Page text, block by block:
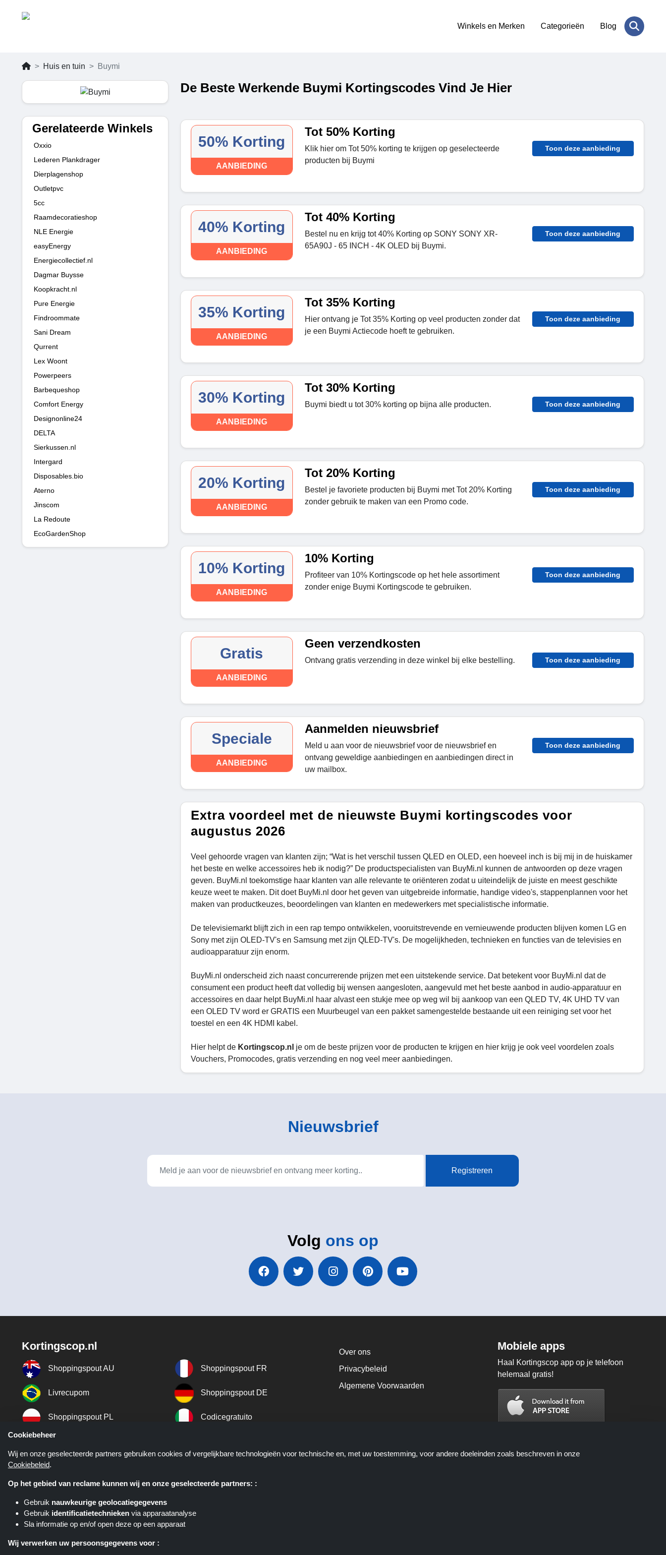
Winkels en Merken Categorieën Blog
Huis en tuin Buymi
Gerelateerde Winkels
Oxxio
Lederen Plankdrager
Dierplagenshop
Outletpvc
5cc
Raamdecoratieshop
NLE Energie
easyEnergy
Energiecollectief.nl
Dagmar Buysse
Koopkracht.nl
Pure Energie
Findroommate
Sani Dream
Qurrent
Lex Woont
Powerpeers
Barbequeshop
Comfort Energy
Designonline24
DELTA
Sierkussen.nl
Intergard
Disposables.bio
Aterno
Jinscom
La Redoute
EcoGardenShop
De Beste Werkende Buymi Kortingscodes Vind Je Hier
50% Korting
AANBIEDING
Tot 50% Korting
Klik hier om Tot 50% korting te krijgen op geselecteerde
producten bij Buymi
Toon deze aanbieding
40% Korting
AANBIEDING
Tot 40% Korting
Bestel nu en krijg tot 40% Korting op SONY SONY XR-
65A90J - 65 INCH - 4K OLED bij Buymi.
Toon deze aanbieding
35% Korting
AANBIEDING
Tot 35% Korting
Hier ontvang je Tot 35% Korting op veel producten zonder dat
je een Buymi Actiecode hoeft te gebruiken.
Toon deze aanbieding
30% Korting
AANBIEDING
Tot 30% Korting
Buymi biedt u tot 30% korting op bijna alle producten. Toon deze aanbieding
20% Korting
AANBIEDING
Tot 20% Korting
Bestel je favoriete producten bij Buymi met Tot 20% Korting
zonder gebruik te maken van een Promo code.
Toon deze aanbieding
10% Korting
AANBIEDING
10% Korting
Profiteer van 10% Kortingscode op het hele assortiment
zonder enige Buymi Kortingscode te gebruiken.
Toon deze aanbieding
Gratis
AANBIEDING
Geen verzendkosten
Ontvang gratis verzending in deze winkel bij elke bestelling. Toon deze aanbieding
Speciale
AANBIEDING
Aanmelden nieuwsbrief
Meld u aan voor de nieuwsbrief voor de nieuwsbrief en
ontvang geweldige aanbiedingen en aanbiedingen direct in
uw mailbox.
Toon deze aanbieding
Extra voordeel met de nieuwste Buymi kortingscodes voor
augustus 2026
Veel gehoorde vragen van klanten zijn; “Wat is het verschil tussen QLED en OLED, een hoeveel inch is bij mij in de huiskamer
het beste en welke accessoires heb ik nodig?” De productspecialisten van BuyMi.nl kunnen de antwoorden op deze vragen
geven. BuyMi.nl toekomstige haar klanten van alle relevante te oriënteren zodat u uiteindelijk de juiste en meest geschikte
keuze weet te maken. Dit doet BuyMi.nl door het geven van uitgebreide informatie, handige video's, stappenplannen voor het
maken van productkeuzes, beoordelingen van klanten en medewerkers met specialistische informatie.
De televisiemarkt blijft zich in een rap tempo ontwikkelen, vooruitstrevende en vernieuwende producten blijven komen LG en
Sony met zijn OLED-TV's en Samsung met zijn QLED-TV's. De mogelijkheden, technieken en functies van de televisies en
audioapparatuur zijn enorm.
BuyMi.nl onderscheid zich naast concurrerende prijzen met een uitstekende service. Dat betekent voor BuyMi.nl dat de
consument een product heeft dat volledig bij wensen aangesloten, aangevuld met het beste aanbod in audio-apparatuur en
accessoires en daar helpt BuyMi.nl haar alvast een stukje mee op weg wil bij aankoop van een QLED TV, 4K UHD TV van
een OLED TV word er GRATIS een Muurbeugel van een pakket samengestelde bestaande uit een reiniging set voor het
toestel en een 4K HDMI kabel.
Hier helpt de Kortingscop.nl je om de beste prijzen voor de producten te krijgen en hier krijg je ook veel voordelen zoals
Vouchers, Promocodes, gratis verzending en nog veel meer aanbiedingen.
Nieuwsbrief
Registreren
Volg ons op
Kortingscop.nl
Shoppingspout AU Shoppingspout FR
Livrecupom Shoppingspout DE
Shoppingspout PL Codicegratuito
Shoppingspout SE
Over ons
Privacybeleid
Algemene Voorwaarden
Mobiele apps
Haal Kortingscop app op je telefoon
helemaal gratis!
Kortingscop.nl is een website die u deals, kortingen en kortingscodes biedt; deze deals of aanbiedingen worden beschikbaar gesteld door
Cookiebeheer
Wij en onze geselecteerde partners gebruiken cookies of vergelijkbare technologieën voor technische en, met uw toestemming, voor andere doeleinden zoals beschreven in onze
Cookiebeleid.
Op het gebied van reclame kunnen wij en onze geselecteerde partners: :
Gebruik nauwkeurige geolocatiegegevens
Gebruik identificatietechnieken via apparaatanalyse
Sla informatie op en/of open deze op een apparaat
Wij verwerken uw persoonsgegevens voor :